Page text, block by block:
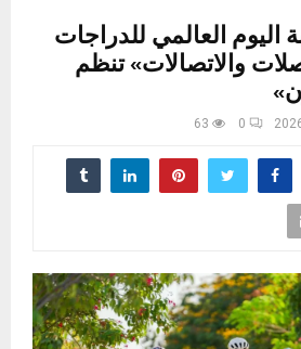
اليوم العالمي للدراجات
والاتصالات» تنظم
0
63